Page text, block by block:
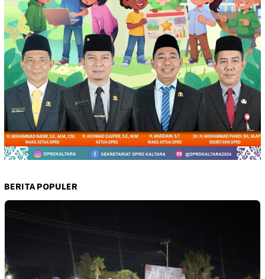
BERITA POPULER